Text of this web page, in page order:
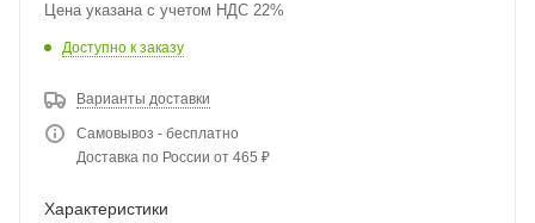
Цена указана с учетом НДС 22%
Доступно к заказу
Варианты доставки
Самовывоз - бесплатно
Доставка по России от 465 ₽
Характеристики